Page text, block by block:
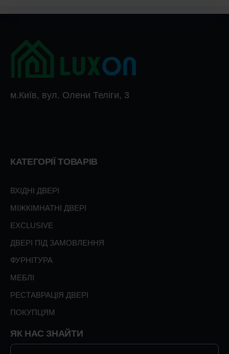
м.Київ, вул. Олени Теліги, 3
КАТЕГОРІЇ ТОВАРІВ
ВХІДНІ ДВЕРІ
МІЖКІМНАТНІ ДВЕРІ
EXCLUSIVE
ДВЕРІ ПІД ЗАМОВЛЕННЯ
ФУРНІТУРА
МЕБЛІ
РЕСТАВРАЦІЯ ДВЕРІ
ПОКУПЦЯМ
ЯК НАС ЗНАЙТИ